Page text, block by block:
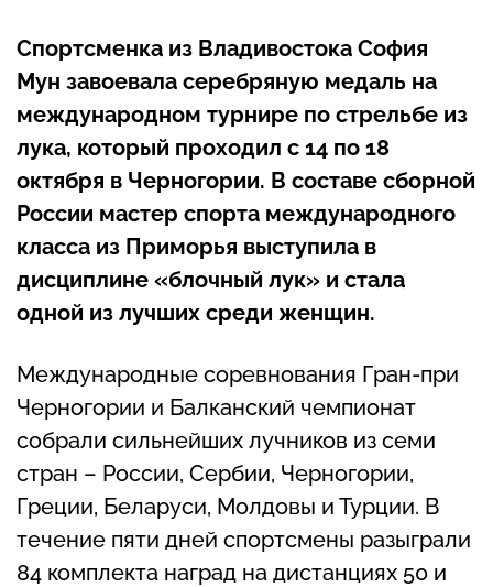
Спортсменка из Владивостока София
Мун завоевала серебряную медаль на
международном турнире по стрельбе из
лука, который проходил с 14 по 18
октября в Черногории. В составе сборной
России мастер спорта международного
класса из Приморья выступила в
дисциплине «блочный лук» и стала
одной из лучших среди женщин.
Международные соревнования Гран-при
Черногории и Балканский чемпионат
собрали сильнейших лучников из семи
стран – России, Сербии, Черногории,
Греции, Беларуси, Молдовы и Турции. В
течение пяти дней спортсмены разыграли
84 комплекта наград на дистанциях 50 и